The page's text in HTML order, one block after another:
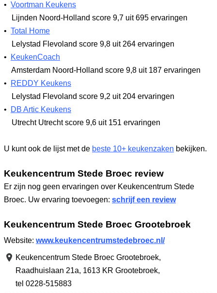
• Voortman Keukens
Lijnden Noord-Holland score 9,7 uit 695 ervaringen
• Total Home
Lelystad Flevoland score 9,8 uit 264 ervaringen
•
KeukenCoach
Amsterdam Noord-Holland score 9,8 uit 187 ervaringen
•
REDDY Keukens
Lelystad Flevoland score 9,2 uit 204 ervaringen
•
DB Artic Keukens
Utrecht Utrechtscore 9,6 uit 151 ervaringen
U kunt ook de lijst met de beste 10+ keukenzaken bekijken.
Keukencentrum Stede Broec review
Er zijn nog geen ervaringen over Keukencentrum Stede
Broec. Uw ervaring toevoegen: schrijf een review
Keukencentrum Stede Broec Grootebroek
Website: www.keukencentrumstedebroec.nl/
Keukencentrum Stede Broec Grootebroek,
Raadhuislaan 21a, 1613 KR Grootebroek,
tel 0228-515883